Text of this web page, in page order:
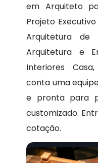
em Arquiteto
Projeto
Arquitetura de
Arquitetura e
Interiores
conta uma
e pronta para
customizado.
cotação.